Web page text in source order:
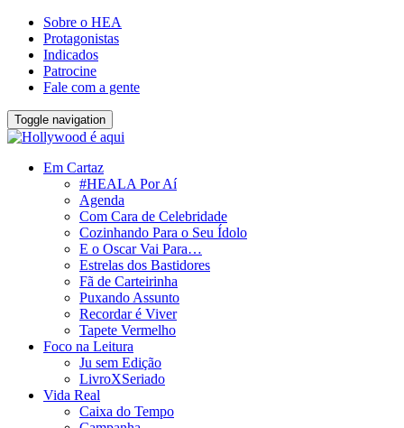
Sobre o HEA
Protagonistas
Indicados
Patrocine
Fale com a gente
Toggle navigation
Em Cartaz
#HEALA Por Aí
Agenda
Com Cara de Celebridade
Cozinhando Para o Seu Ídolo
E o Oscar Vai Para…
Estrelas dos Bastidores
Fã de Carteirinha
Puxando Assunto
Recordar é Viver
Tapete Vermelho
Foco na Leitura
Ju sem Edição
LivroXSeriado
Vida Real
Caixa do Tempo